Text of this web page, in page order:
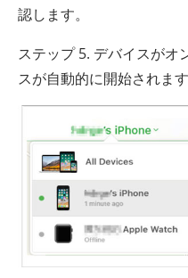
認します。
ステップ 5. デバイスがオ
スが自動的に開始されます